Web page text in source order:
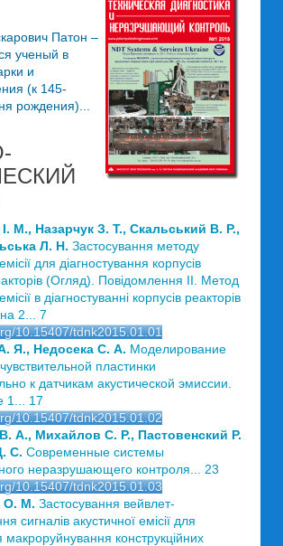
Патон –
ученый в
и
(к 145-
рождения)...
М., Назарчук З. Т., Скальський В. Р.,
Л. Н. Застосування методу
для діагностування корпусів
(Огляд). Повідомлення ІІ. Метод
в діагностуванні корпусів реакторів
2... 7
10.15407/tdnk2015.01.01
Я., Недосека С. А. Моделирование
пластинки
к датчикам акустической эмиссии.
1... 17
10.15407/tdnk2015.01.02
А., Михайлов С. Р., Пастовенский Р.
С. Современные системы
неразрушающего контроля... 23
10.15407/tdnk2015.01.03
О. М. Застосування вейвлет-
сигналів акустичної емісії для
макроруйнування конструкційних